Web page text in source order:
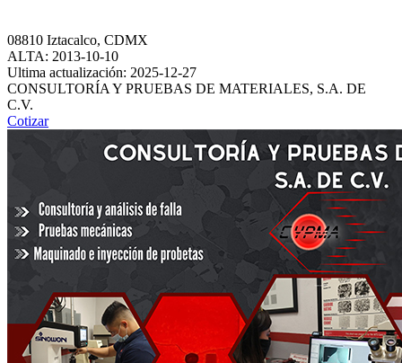
08810 Iztacalco, CDMX
ALTA: 2013-10-10
Ultima actualización: 2025-12-27
CONSULTORÍA Y PRUEBAS DE MATERIALES, S.A. DE
C.V.
Cotizar